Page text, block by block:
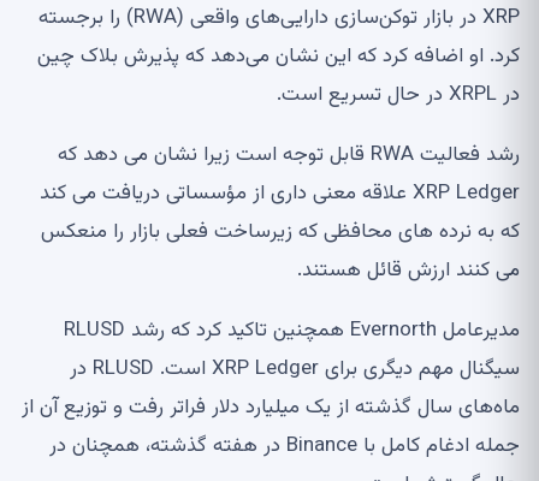
XRP در بازار توکن‌سازی دارایی‌های واقعی (RWA) را برجسته
کرد. او اضافه کرد که این نشان می‌دهد که پذیرش بلاک چین
در XRPL در حال تسریع است.
رشد فعالیت RWA قابل توجه است زیرا نشان می دهد که
XRP Ledger علاقه معنی داری از مؤسساتی دریافت می کند
که به نرده های محافظی که زیرساخت فعلی بازار را منعکس
می کنند ارزش قائل هستند.
مدیرعامل Evernorth همچنین تاکید کرد که رشد RLUSD
سیگنال مهم دیگری برای XRP Ledger است. RLUSD در
ماه‌های سال گذشته از یک میلیارد دلار فراتر رفت و توزیع آن از
جمله ادغام کامل با Binance در هفته گذشته، همچنان در